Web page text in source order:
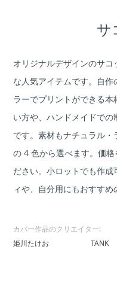
サ
オリジナルデザインのサ
な人気アイテムです。自
ラーでプリントができる
い方や、ハンドメイドで
です。素材もナチュラル
の 4 色から選べます。価
ださい。小ロットでも作
ィや、自分用にもおすすめ
カバー作品のクリエイター:
姫川たけお
TANK